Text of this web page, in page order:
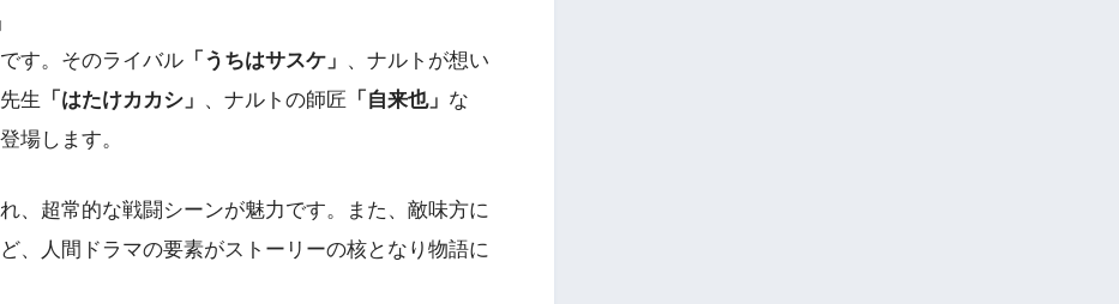
です。そのライバル 「うちはサスケ」 、ナルトが想い
生 「はたけカカシ」 、ナルトの師匠 「自来也」 な
場します。
、超常的な戦闘シーンが魅力です。また、敵味方に
、人間ドラマの要素がストーリーの核となり物語に